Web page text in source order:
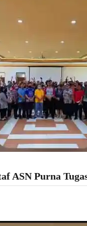
ASN Purna